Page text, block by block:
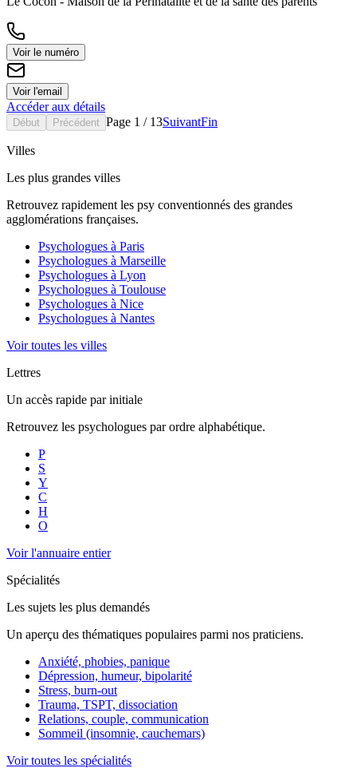
Voir le numéro
Voir l'email
Accéder aux détails
Début Précédent Page 1 / 13SuivantFin
Villes
Les plus grandes villes
Retrouvez rapidement les psy conventionnés des grandes
agglomérations françaises.
Psychologues à Paris
Psychologues à Marseille
Psychologues à Lyon
Psychologues à Toulouse
Psychologues à Nice
Psychologues à Nantes
Voir toutes les villes
Lettres
Un accès rapide par initiale
Retrouvez les psychologues par ordre alphabétique.
P
S
Y
C
H
O
Voir l'annuaire entier
Spécialités
Les sujets les plus demandés
Un aperçu des thématiques populaires parmi nos praticiens.
Anxiété, phobies, panique
Dépression, humeur, bipolarité
Stress, burn-out
Trauma, TSPT, dissociation
Relations, couple, communication
Sommeil (insomnie, cauchemars)
Voir toutes les spécialités